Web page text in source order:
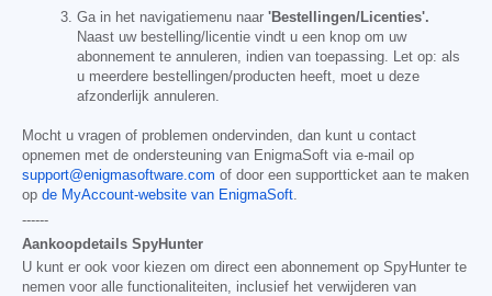
Ga in het navigatiemenu naar 'Bestellingen/Licenties'.
Naast uw bestelling/licentie vindt u een knop om uw
abonnement te annuleren, indien van toepassing. Let op: als
u meerdere bestellingen/producten heeft, moet u deze
afzonderlijk annuleren.
Mocht u vragen of problemen ondervinden, dan kunt u contact
opnemen met de ondersteuning van EnigmaSoft via e-mail op
support@enigmasoftware.com of door een supportticket aan te maken
op de MyAccount-website van EnigmaSoft
------
Aankoopdetails SpyHunter
U kunt er ook voor kiezen om direct een abonnement op SpyHunter te
nemen voor alle functionaliteiten, inclusief het verwijderen van